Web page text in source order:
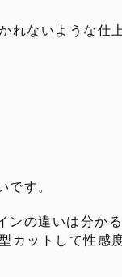
れないような仕
す。
の違いは分かる
カットして性感